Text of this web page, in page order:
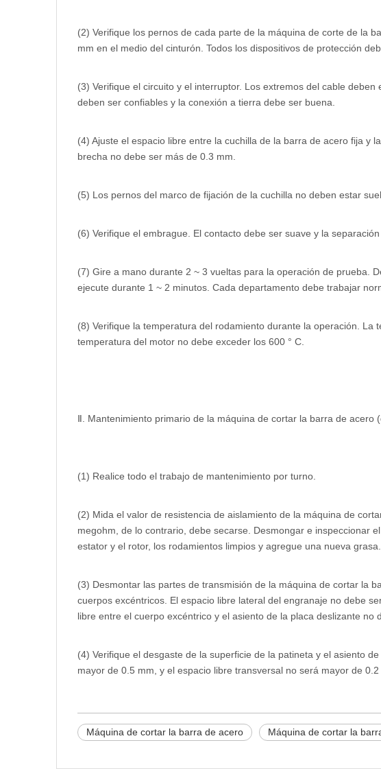
(2) Verifique los pernos de cada parte de la máquina de corte de la
mm en el medio del cinturón. Todos los dispositivos de protección
(3) Verifique el circuito y el interruptor. Los extremos del cable
deben ser confiables y la conexión a tierra debe ser buena.
(4) Ajuste el espacio libre entre la cuchilla de la barra de acero fija y
brecha no debe ser más de 0.3 mm.
(5) Los pernos del marco de fijación de la cuchilla no deben estar
(6) Verifique el embrague. El contacto debe ser suave y la
(7) Gire a mano durante 2 ~ 3 vueltas para la operación de prueba.
ejecute durante 1 ~ 2 minutos. Cada departamento debe trabajar
(8) Verifique la temperatura del rodamiento durante la operación.
temperatura del motor no debe exceder los 600 ° C.
Ⅱ. Mantenimiento primario de la máquina de cortar la barra de acero
(1) Realice todo el trabajo de mantenimiento por turno.
(2) Mida el valor de resistencia de aislamiento de la máquina de
megohm, de lo contrario, debe secarse. Desmongar e inspeccionar
estator y el rotor, los rodamientos limpios y agregue una nueva grasa.
(3) Desmontar las partes de transmisión de la máquina de cortar la
cuerpos excéntricos. El espacio libre lateral del engranaje no debe
libre entre el cuerpo excéntrico y el asiento de la placa deslizante no
(4) Verifique el desgaste de la superficie de la patineta y el asiento
mayor de 0.5 mm, y el espacio libre transversal no será mayor de 0.2
Máquina de cortar la barra de acero Máquina de cortar la